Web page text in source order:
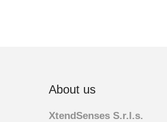
About us
XtendSenses S.r.l.s.